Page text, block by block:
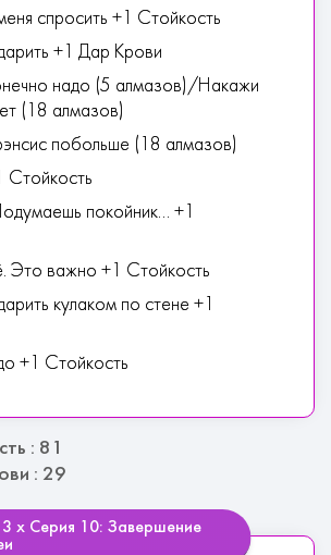
спросить +1 Стойкость
+1 Дар Крови
надо (5 алмазов)/Накажи
(18 алмазов)
побольше (18 алмазов)
Стойкость
покойник... +1
Это важно +1 Стойкость
кулаком по стене +1
+1 Стойкость
: 81
: 29
х Серия 10: Завершение